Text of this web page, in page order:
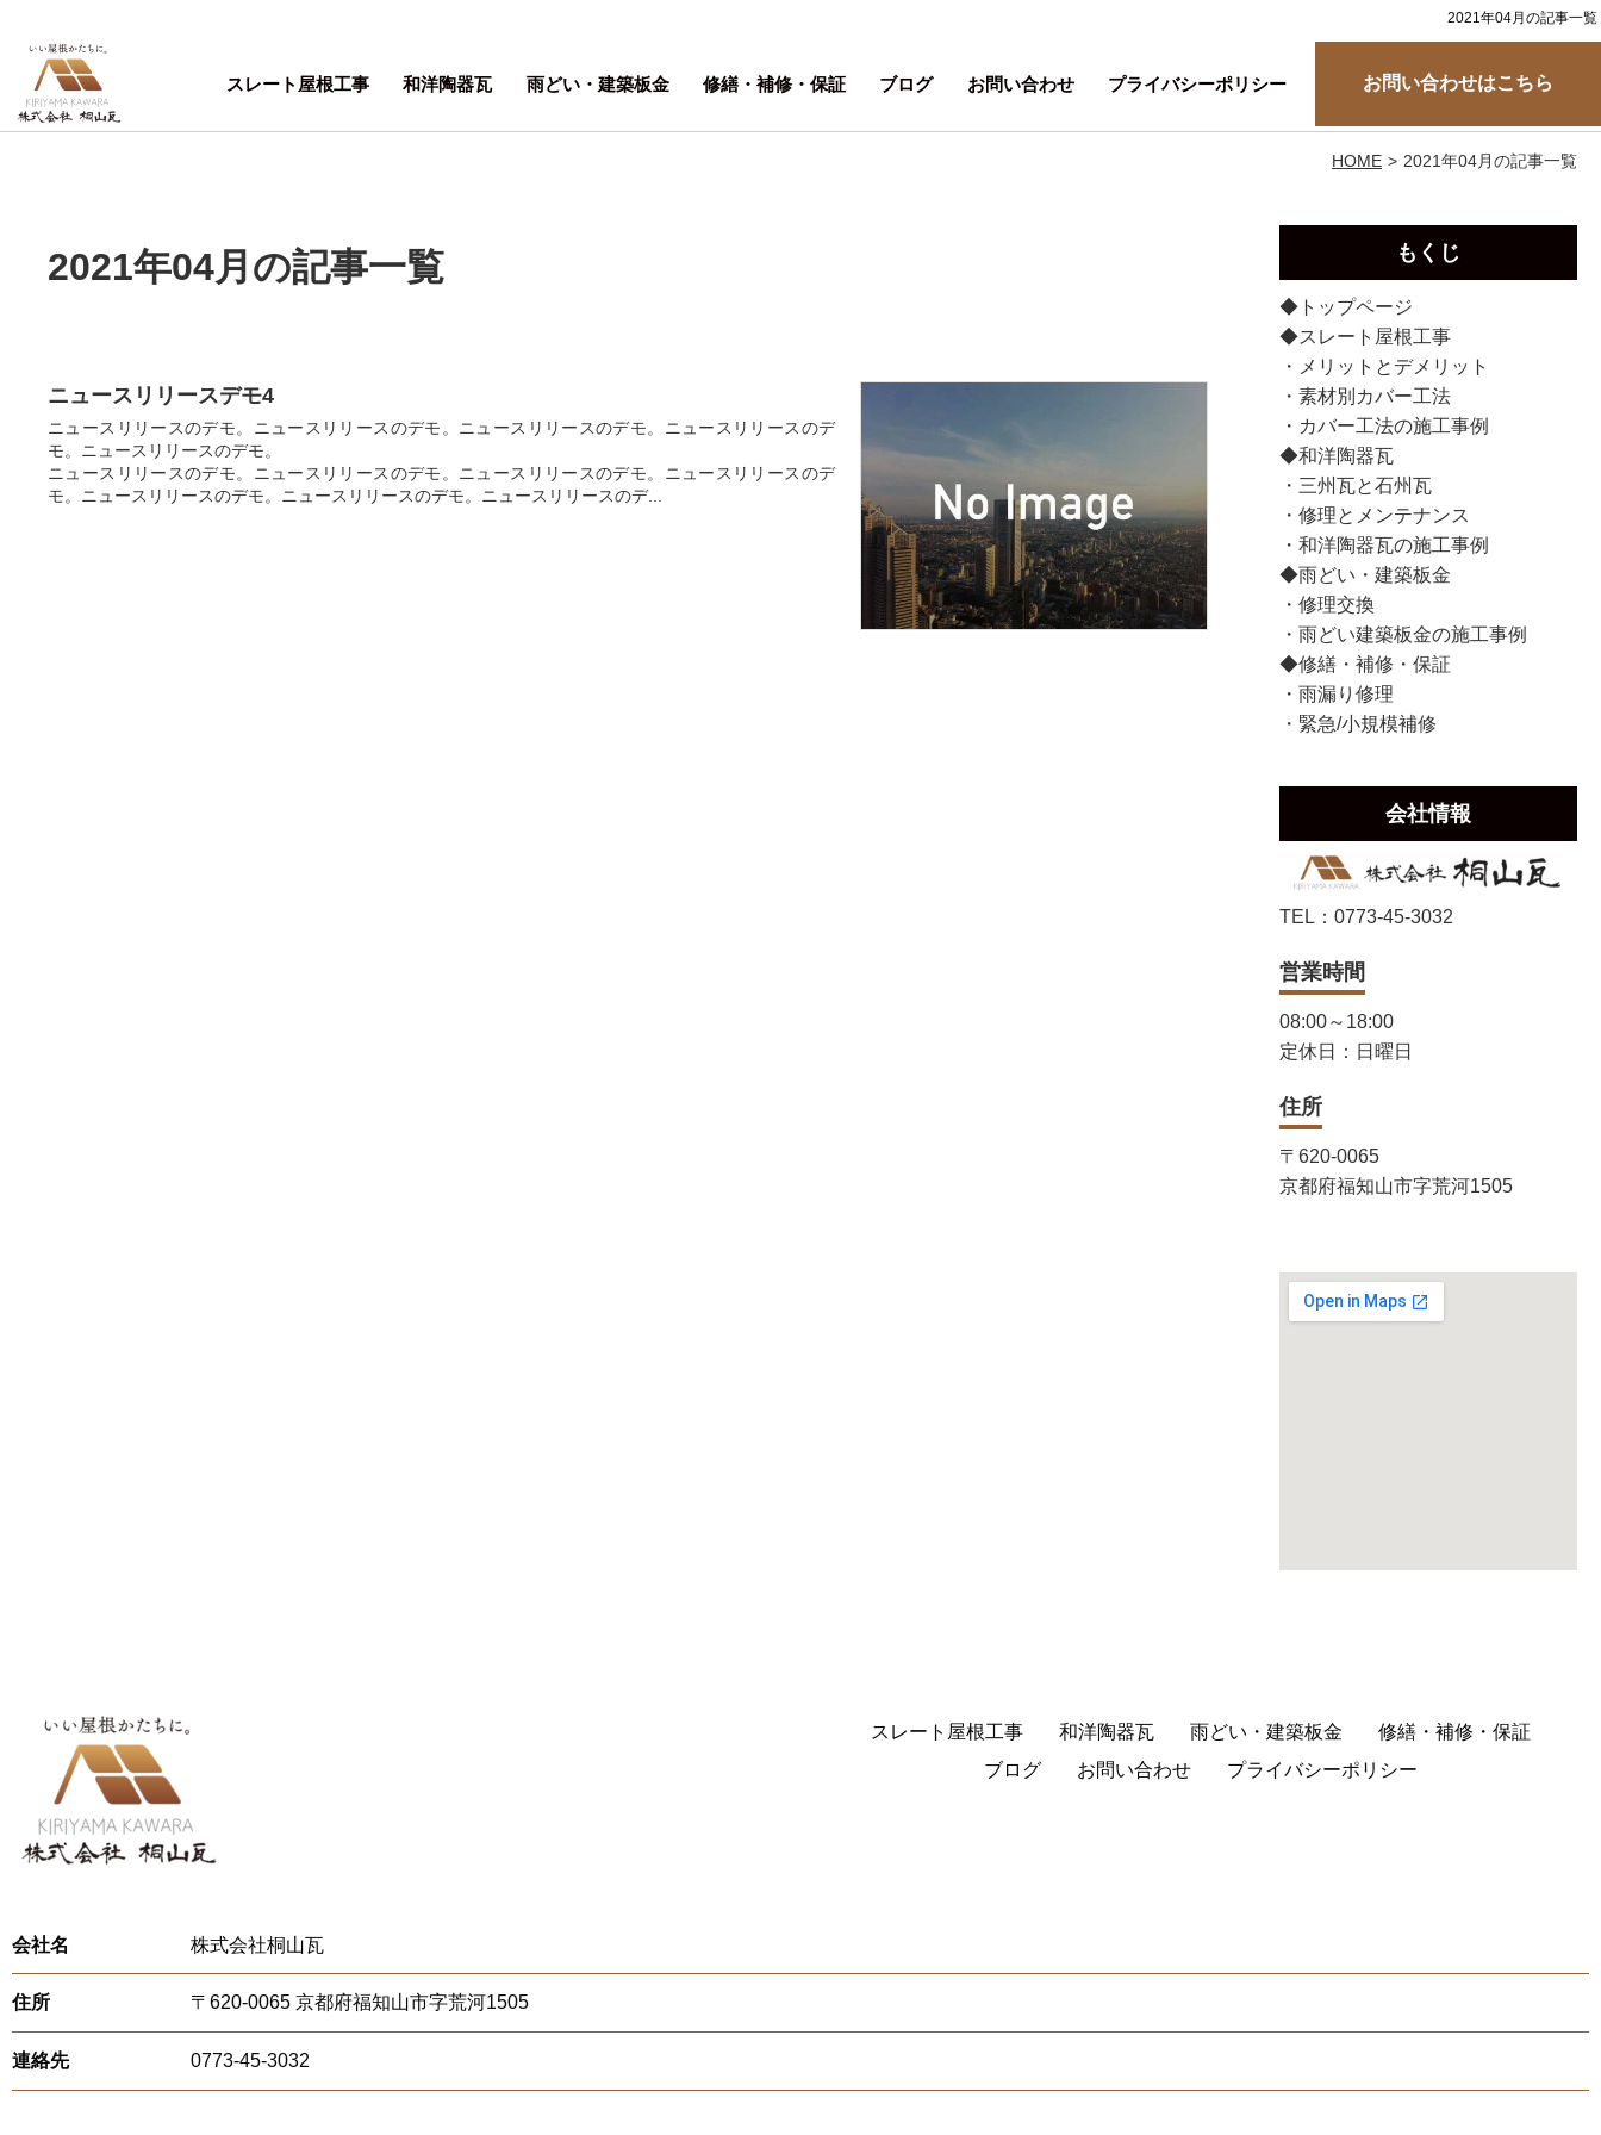
2021年04月の記事一覧
スレート屋根工事 和洋陶器瓦 雨どい・建築板金 修繕・補修・保証 ブログ お問い合わせ プライバシーポリシー お問い合わせはこちら
HOME 2021年04月の記事一覧
2021年04月の記事一覧
ニュースリリースデモ4
ニュースリリースのデモ。ニュースリリースのデモ。ニュースリリースのデモ。ニュースリリースのデ
モ。ニュースリリースのデモ。
ニュースリリースのデモ。ニュースリリースのデモ。ニュースリリースのデモ。ニュースリリースのデ
モ。ニュースリリースのデモ。ニュースリリースのデモ。ニュースリリースのデ...
もくじ
◆トップページ
◆スレート屋根工事
・メリットとデメリット
・素材別カバー工法
・カバー工法の施工事例
◆和洋陶器瓦
・三州瓦と石州瓦
・修理とメンテナンス
・和洋陶器瓦の施工事例
◆雨どい・建築板金
・修理交換
・雨どい建築板金の施工事例
◆修繕・補修・保証
・雨漏り修理
・緊急/小規模補修
会社情報
TEL：0773-45-3032
営業時間
08:00～18:00
定休日：日曜日
住所
〒620-0065
京都府福知山市字荒河1505
スレート屋根工事 和洋陶器瓦 雨どい・建築板金
修繕・補修・保証
ブログ
お問い合わせ プライバシーポリシー
会社名 株式会社桐山瓦
住所 〒 620-0065 京都府福知山市字荒河1505
連絡先 0773-45-3032